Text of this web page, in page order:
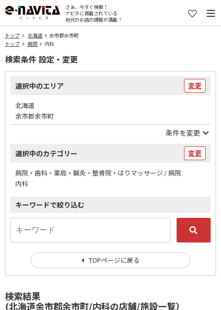
さぁ、今すぐ検索！
ナビタに掲載されている
地元のお店の情報が満載！
トップ 北海道
余市郡余市町
トップ
病院 内科
検索結果
(北海道余市郡余市町/内科の店舗/施設一覧）
検索条件 設定・変更
選択中のエリア 変更
北海道
余市郡余市町
条件を変更
選択中のカテゴリー 変更
病院・歯科・薬局・鍼灸・整骨院・はりマッサージ / 病院
内科
キーワードで絞り込む
TOPページに戻る